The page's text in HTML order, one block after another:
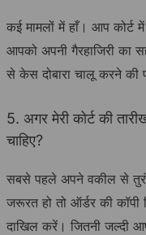
कई मामलों में हाँ। आप कोर्ट
आपको अपनी गैरहाजिरी का
से केस दोबारा चालू करने की
5. अगर मेरी कोर्ट की
चाहिए?
सबसे पहले अपने वकील से
जरूरत हो तो ऑर्डर की कॉपी
दाखिल करें। जितनी जल्दी